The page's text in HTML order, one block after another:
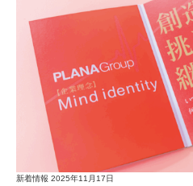
新着情報 2025年11月17日